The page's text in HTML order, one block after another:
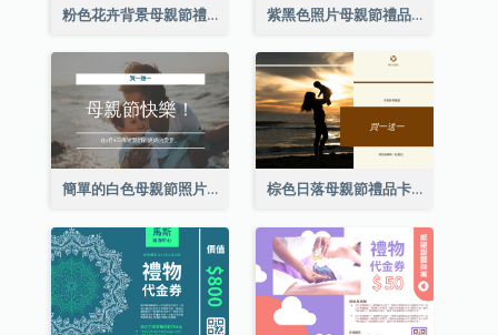
粉色花卉背景母親節禮品卡 紫黑色照片母親節禮品卡
簡單的白色母親節照片禮品卡 棕色日落母親節禮品卡